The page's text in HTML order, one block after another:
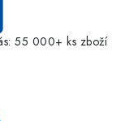
55 000+ ks zboží